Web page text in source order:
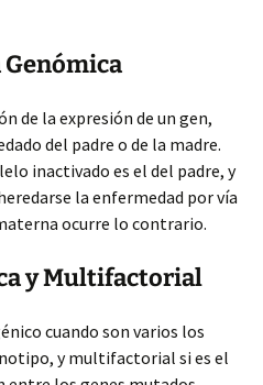
de la expresión de un gen,
del padre o de la madre.
inactivado es el del padre, y
la enfermedad por vía
ocurre lo contrario.
y Multifactorial
cuando son varios los
y multifactorial si es el